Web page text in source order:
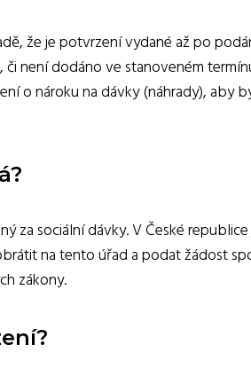
že je potvrzení vydané až po
není dodáno ve stanoveném
o nároku na dávky (náhrady), aby
za sociální dávky. V České
na tento úřad a podat žádost
zákony.